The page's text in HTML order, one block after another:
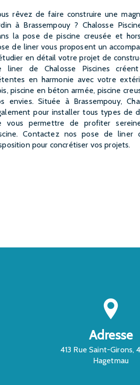
à Brassempouy ? Chalosse
la pose de piscine creusée et
de liner vous proposent un
en détail votre projet de
liner de Chalosse Piscines
en harmonie avec votre
piscine en béton armée, piscine
envies. Située à Brassempouy,
pour installer tous types de
vous permettre de profiter
Contactez nos pose de
pour concrétiser vos projets.
Adresse
413 Rue Saint-Girons, 40700
Hagetmau